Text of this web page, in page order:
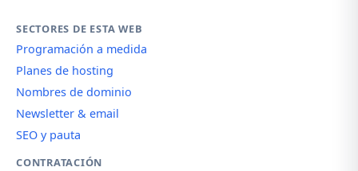
SECTORES DE ESTA WEB
Programación a medida
Planes de hosting
Nombres de dominio
Newsletter & email
SEO y pauta
CONTRATACIÓN